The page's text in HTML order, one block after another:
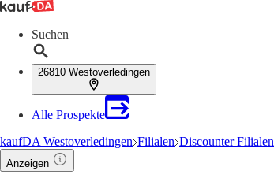
Suchen
26810 Westoverledingen
Alle Prospekte
kaufDA Westoverledingen Filialen Discounter Filialen
Anzeigen